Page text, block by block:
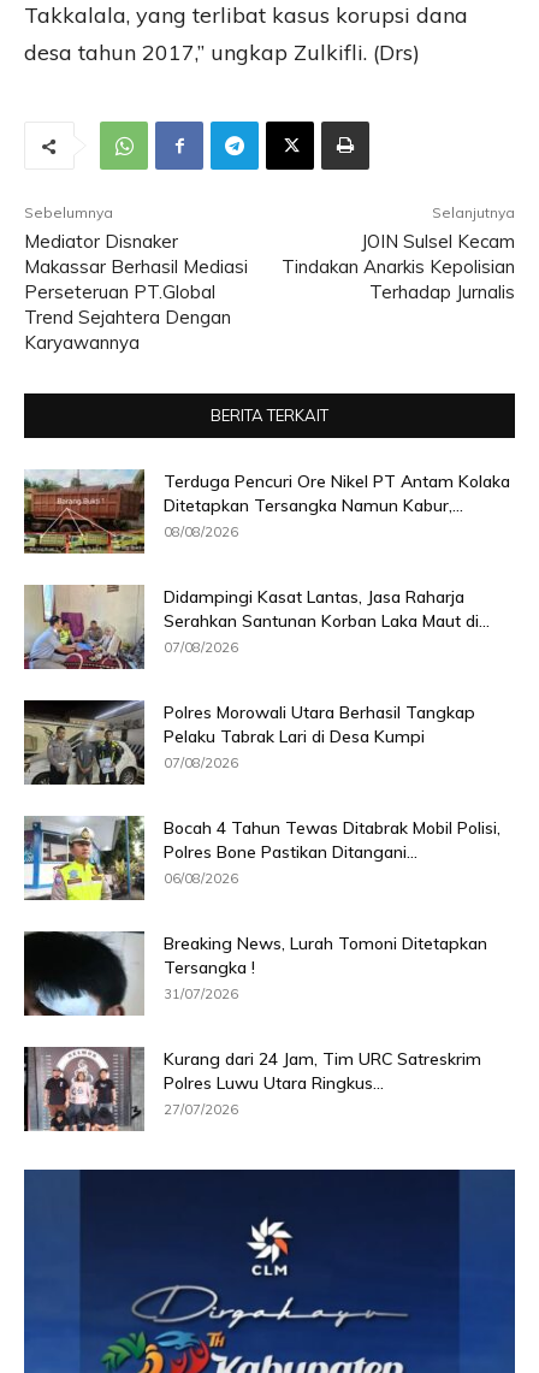
Takkalala, yang terlibat kasus korupsi dana
desa tahun 2017,” ungkap Zulkifli. (Drs)
Sebelumnya
Mediator Disnaker
Makassar Berhasil Mediasi
Perseteruan PT.Global
Trend Sejahtera Dengan
Karyawannya
Selanjutnya
JOIN Sulsel Kecam
Tindakan Anarkis Kepolisian
Terhadap Jurnalis
BERITA TERKAIT
Terduga Pencuri Ore Nikel PT Antam Kolaka
Ditetapkan Tersangka Namun Kabur,...
08/08/2026
Didampingi Kasat Lantas, Jasa Raharja
Serahkan Santunan Korban Laka Maut di...
07/08/2026
Polres Morowali Utara Berhasil Tangkap
Pelaku Tabrak Lari di Desa Kumpi
07/08/2026
Bocah 4 Tahun Tewas Ditabrak Mobil Polisi,
Polres Bone Pastikan Ditangani...
06/08/2026
Breaking News, Lurah Tomoni Ditetapkan
Tersangka !
31/07/2026
Kurang dari 24 Jam, Tim URC Satreskrim
Polres Luwu Utara Ringkus...
27/07/2026